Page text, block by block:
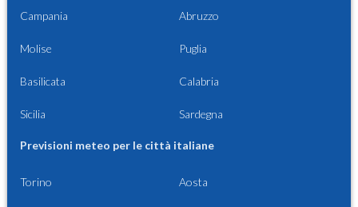
Campania Abruzzo
Molise Puglia
Basilicata Calabria
Sicilia Sardegna
Previsioni meteo per le città italiane
Torino Aosta